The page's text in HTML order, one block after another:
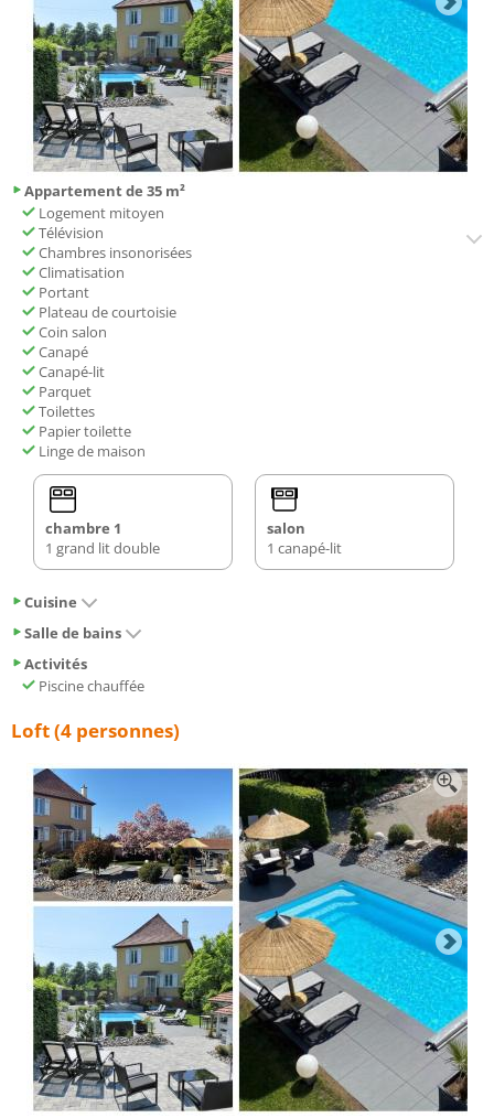
Appartement de 35 m²
Logement mitoyen
Télévision
Chambres insonorisées
Climatisation
Portant
Plateau de courtoisie
Coin salon
Canapé
Canapé-lit
Parquet
Toilettes
Papier toilette
Linge de maison
chambre 1
1 grand lit double
salon
1 canapé-lit
Cuisine
Salle de bains
Activités
Piscine chauffée
Loft (4 personnes)